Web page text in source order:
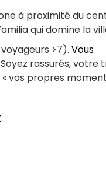
à proximité du
qui domine la
>7). Vous
rassurés, votre
vos propres
.